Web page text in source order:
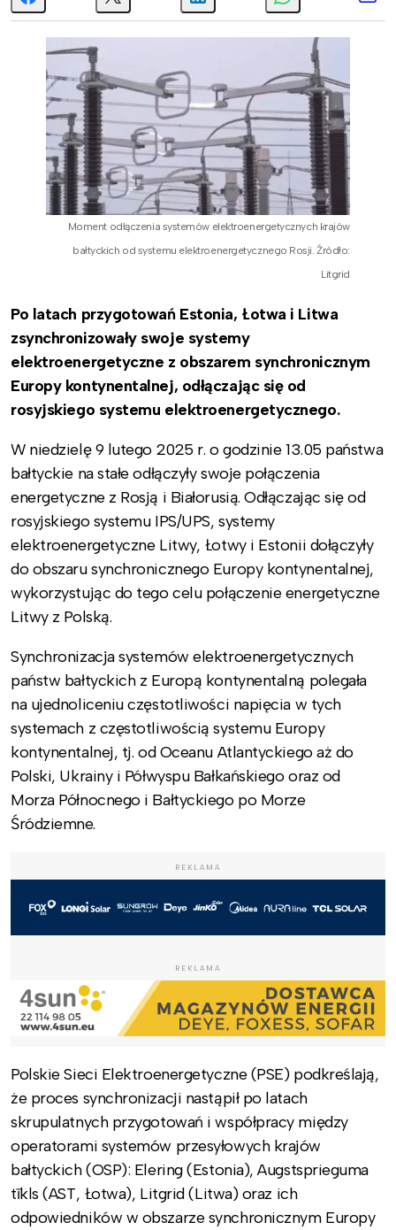
Moment odłączenia systemów elektroenergetycznych krajów
bałtyckich od systemu elektroenergetycznego Rosji. Źródło:
Litgrid
Po latach przygotowań Estonia, Łotwa i Litwa
zsynchronizowały swoje systemy
elektroenergetyczne z obszarem synchronicznym
Europy kontynentalnej, odłączając się od
rosyjskiego systemu elektroenergetycznego.
W niedzielę 9 lutego 2025 r. o godzinie 13.05 państwa
bałtyckie na stałe odłączyły swoje połączenia
energetyczne z Rosją i Białorusią. Odłączając się od
rosyjskiego systemu IPS/UPS, systemy
elektroenergetyczne Litwy, Łotwy i Estonii dołączyły
do obszaru synchronicznego Europy kontynentalnej,
wykorzystując do tego celu połączenie energetyczne
Litwy z Polską.
Synchronizacja systemów elektroenergetycznych
państw bałtyckich z Europą kontynentalną polegała
na ujednoliceniu częstotliwości napięcia w tych
systemach z częstotliwością systemu Europy
kontynentalnej, tj. od Oceanu Atlantyckiego aż do
Polski, Ukrainy i Półwyspu Bałkańskiego oraz od
Morza Północnego i Bałtyckiego po Morze
Śródziemne.
REKLAMA
REKLAMA
Polskie Sieci Elektroenergetyczne (PSE) podkreślają,
że proces synchronizacji nastąpił po latach
skrupulatnych przygotowań i współpracy między
operatorami systemów przesyłowych krajów
bałtyckich (OSP): Elering (Estonia), Augstsprieguma
tīkls (AST, Łotwa), Litgrid (Litwa) oraz ich
odpowiedników w obszarze synchronicznym Europy